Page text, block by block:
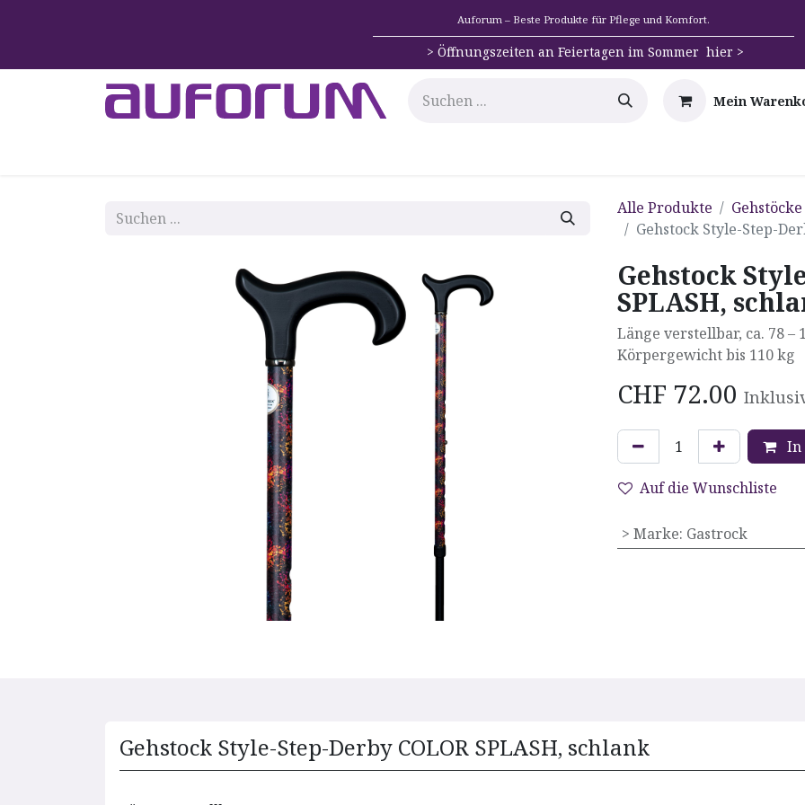
Auforum – Beste Produkte für Pflege und Komfort.
> Öffnungszeiten an Feiertagen im Sommer hier >
Mein
Alle Produkte
Gehstöcke
Gehstock Style-Step-
Gehstock
SPLASH,
Länge verstellbar, ca. 78 –
Körpergewicht bis 110 kg
CHF 72.00
In
Auf die Wunschliste
> Marke: Gastrock
Gehstock Style-Step-Derby COLOR SPLASH, schlank